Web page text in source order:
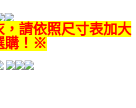
之「AFTEE先享後付」服務完成之交
資料，並將交易相關給付款項請求債
下網址：
免運費
請依照尺寸表加大
購！※